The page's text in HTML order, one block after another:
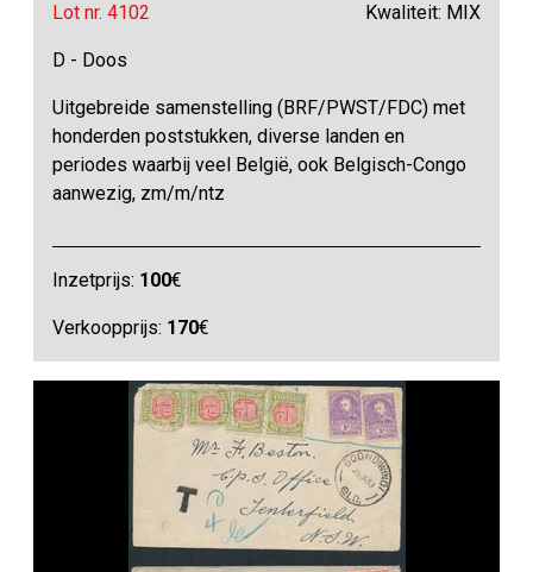
Lot nr. 4102 Kwaliteit: MIX
D - Doos
Uitgebreide samenstelling (BRF/PWST/FDC) met
honderden poststukken, diverse landen en
periodes waarbij veel België, ook Belgisch-Congo
aanwezig, zm/m/ntz
Inzetprijs: 100€
Verkoopprijs: 170€